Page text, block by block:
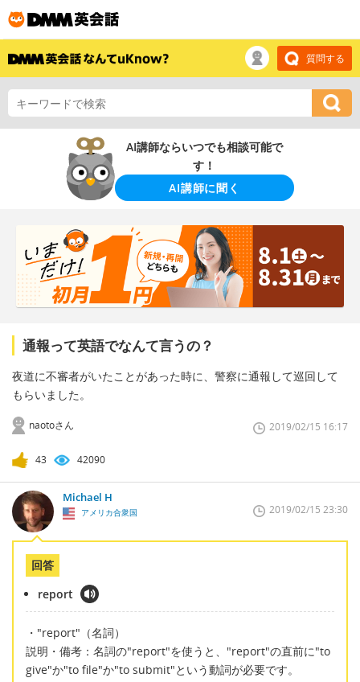
質問する
AI講師ならいつでも相談可能で
す！
AI講師に聞く
通報って英語でなんて言うの？
夜道に不審者がいたことがあった時に、警察に通報して巡回して
もらいました。
naotoさん 2019/02/15 16:17
43 42090
Michael H
アメリカ合衆国 2019/02/15 23:30
回答
report
・"report"（名詞）
説明・備考：名詞の"report"を使うと、"report"の直前に"to
give"か"to file"か"to submit"という動詞が必要です。